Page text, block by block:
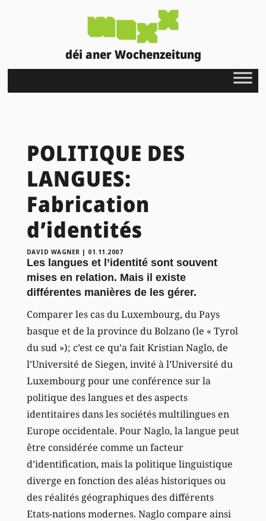
déi aner Wochenzeitung
POLITIQUE DES
LANGUES:
Fabrication
d’identités
DAVID WAGNER | 01.11.2007
Les langues et l’identité sont souvent
mises en relation. Mais il existe
différentes manières de les gérer.
Comparer les cas du Luxembourg, du Pays
basque et de la province du Bolzano (le « Tyrol
du sud »); c’est ce qu’a fait Kristian Naglo, de
l’Université de Siegen, invité à l’Université du
Luxembourg pour une conférence sur la
politique des langues et des aspects
identitaires dans les sociétés multilingues en
Europe occidentale. Pour Naglo, la langue peut
être considérée comme un facteur
d’identification, mais la politique linguistique
diverge en fonction des aléas historiques ou
des réalités géographiques des différents
Etats-nations modernes. Naglo compare ainsi